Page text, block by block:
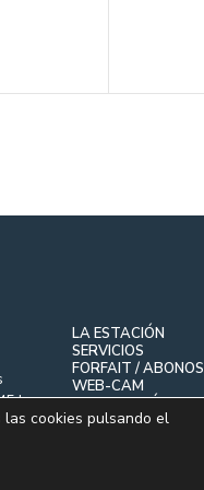
h.
LA ESTACIÓN
SERVICIOS
FORFAIT / ABONOS
WEB-CAM
INFORMACIÓN
CONTACTO
las cookies pulsando el